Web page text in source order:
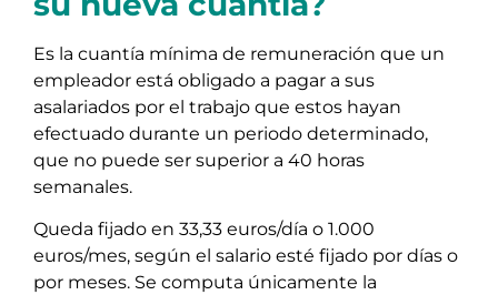
Es la cuantía mínima de remuneración que un
empleador está obligado a pagar a sus
asalariados por el trabajo que estos hayan
efectuado durante un periodo determinado,
que no puede ser superior a 40 horas
semanales.
Queda fijado en 33,33 euros/día o 1.000
euros/mes, según el salario esté fijado por días o
por meses. Se computa únicamente la